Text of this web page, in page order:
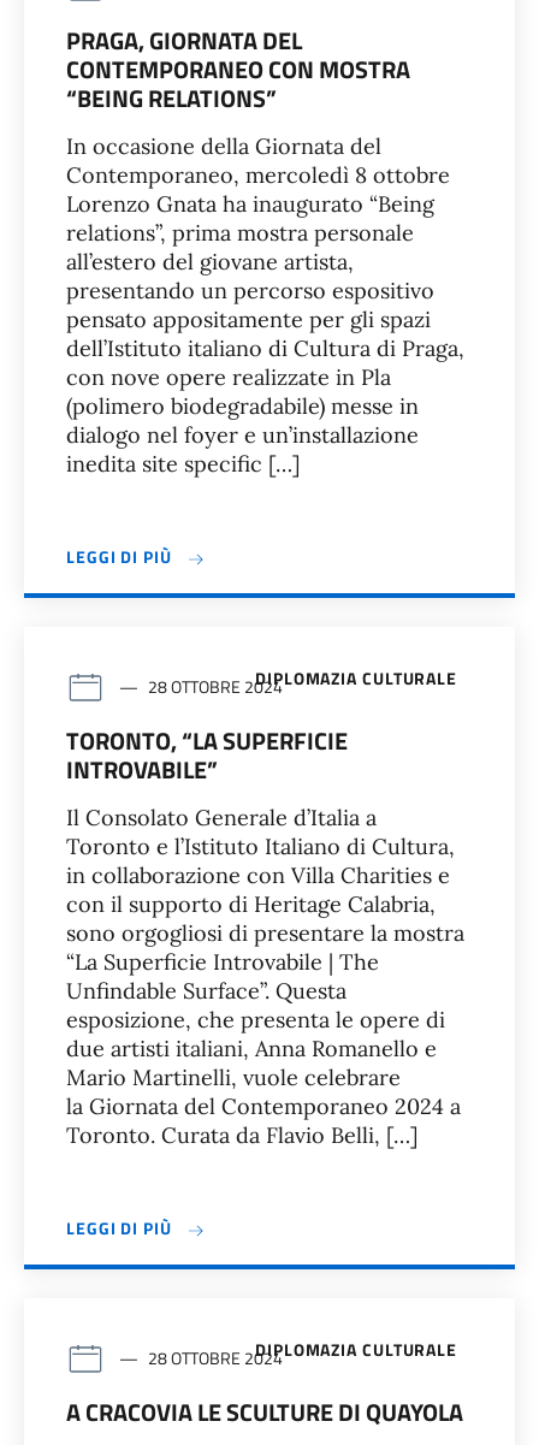
PRAGA, GIORNATA DEL
CONTEMPORANEO CON MOSTRA
“BEING RELATIONS”
In occasione della Giornata del
Contemporaneo, mercoledì 8 ottobre
Lorenzo Gnata ha inaugurato “Being
relations”, prima mostra personale
all’estero del giovane artista,
presentando un percorso espositivo
pensato appositamente per gli spazi
dell’Istituto italiano di Cultura di Praga,
con nove opere realizzate in Pla
(polimero biodegradabile) messe in
dialogo nel foyer e un’installazione
inedita site specific […]
LEGGI DI PIÙ
DIPLOMAZIA CULTURALE
28 OTTOBRE 2024
TORONTO, “LA SUPERFICIE
INTROVABILE”
Il Consolato Generale d’Italia a
Toronto e l’Istituto Italiano di Cultura,
in collaborazione con Villa Charities e
con il supporto di Heritage Calabria,
sono orgogliosi di presentare la mostra
“La Superficie Introvabile | The
Unfindable Surface”. Questa
esposizione, che presenta le opere di
due artisti italiani, Anna Romanello e
Mario Martinelli, vuole celebrare
la Giornata del Contemporaneo 2024 a
Toronto. Curata da Flavio Belli, […]
LEGGI DI PIÙ
DIPLOMAZIA CULTURALE
28 OTTOBRE 2024
A CRACOVIA LE SCULTURE DI QUAYOLA